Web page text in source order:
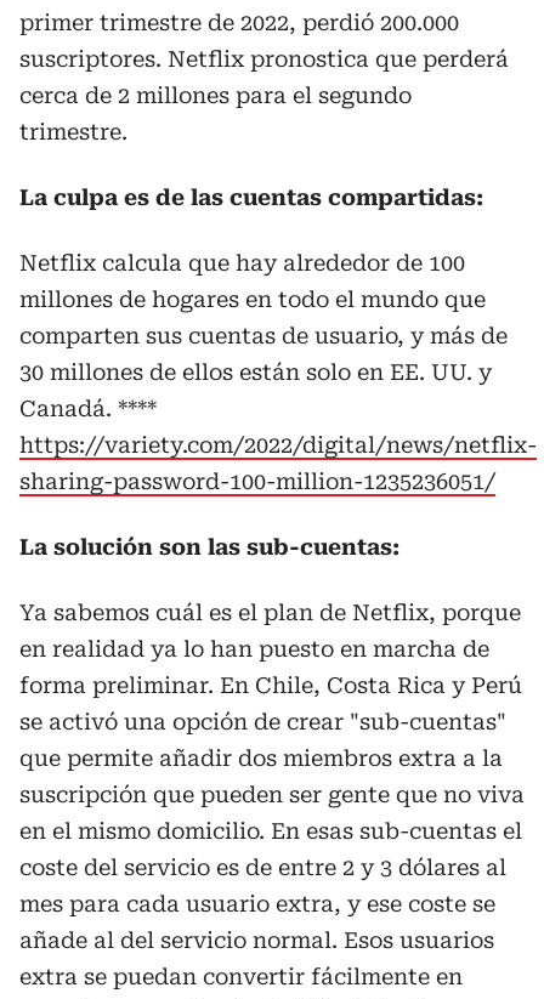
primer trimestre de 2022, perdió 200.000
suscriptores. Netflix pronostica que perderá
cerca de 2 millones para el segundo
trimestre.
La culpa es de las cuentas compartidas:
Netflix calcula que hay alrededor de 100
millones de hogares en todo el mundo que
comparten sus cuentas de usuario, y más de
30 millones de ellos están solo en EE. UU. y
Canadá. ****
https://variety.com/2022/digital/news/netflix-
sharing-password-100-million-1235236051/
La solución son las sub-cuentas:
Ya sabemos cuál es el plan de Netflix, porque
en realidad ya lo han puesto en marcha de
forma preliminar. En Chile, Costa Rica y Perú
se activó una opción de crear "sub-cuentas"
que permite añadir dos miembros extra a la
suscripción que pueden ser gente que no viva
en el mismo domicilio. En esas sub-cuentas el
coste del servicio es de entre 2 y 3 dólares al
mes para cada usuario extra, y ese coste se
añade al del servicio normal. Esos usuarios
extra se puedan convertir fácilmente en